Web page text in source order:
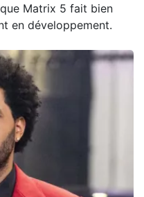
Matrix 5 fait bien
en développement.